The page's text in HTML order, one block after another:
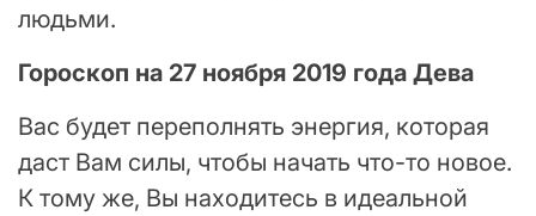
людьми.
Гороскоп на 27 ноября 2019 года Дева
Вас будет переполнять энергия, которая
даст Вам силы, чтобы начать что-то новое.
К тому же, Вы находитесь в идеальной